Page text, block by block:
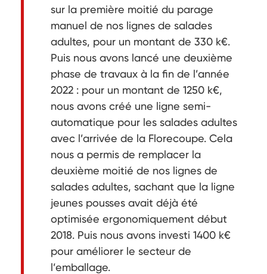
sur la première moitié du parage
manuel de nos lignes de salades
adultes, pour un montant de 330 k€.
Puis nous avons lancé une deuxième
phase de travaux à la fin de l’année
2022 : pour un montant de 1250 k€,
nous avons créé une ligne semi-
automatique pour les salades adultes
avec l’arrivée de la Florecoupe. Cela
nous a permis de remplacer la
deuxième moitié de nos lignes de
salades adultes, sachant que la ligne
jeunes pousses avait déjà été
optimisée ergonomiquement début
2018. Puis nous avons investi 1400 k€
pour améliorer le secteur de
l’emballage.